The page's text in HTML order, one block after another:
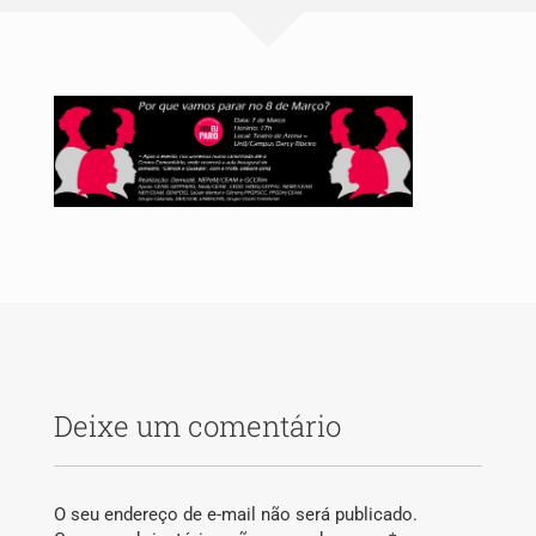
Blog
Contato
Deixe um comentário
O seu endereço de e-mail não será publicado.